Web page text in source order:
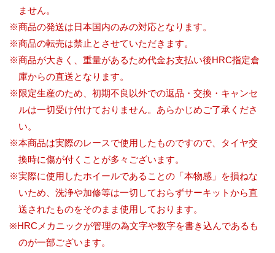
ません。
※商品の発送は日本国内のみの対応となります。
※商品の転売は禁止とさせていただきます。
※商品が大きく、重量があるため代金お支払い後HRC指定倉
庫からの直送となります。
※限定生産のため、初期不良以外での返品・交換・キャンセ
ルは一切受け付けておりません。あらかじめご了承くださ
い。
※本商品は実際のレースで使用したものですので、タイヤ交
換時に傷が付くことが多々ございます。
※実際に使用したホイールであることの「本物感」を損ねな
いため、洗浄や加修等は一切しておらずサーキットから直
送されたものをそのまま使用しております。
※HRCメカニックが管理の為文字や数字を書き込んであるも
のが一部ございます。